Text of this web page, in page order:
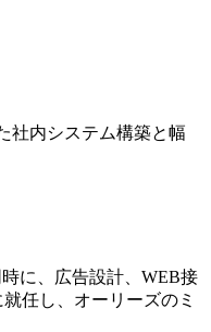
社内システム構築と幅
に、広告設計、WEB接
任し、オーリーズのミ